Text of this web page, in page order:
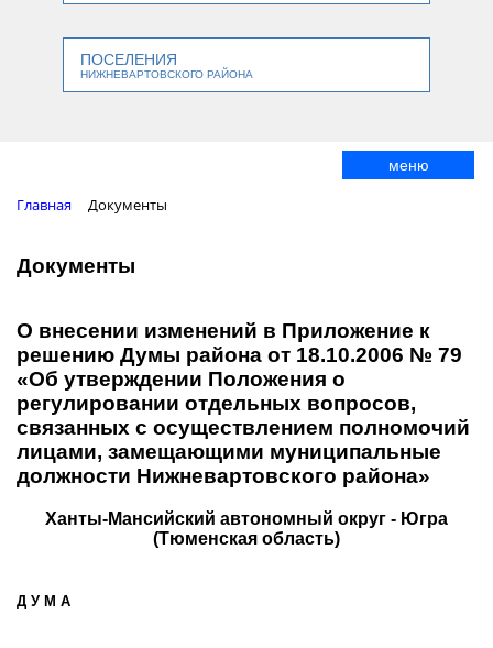
ПОСЕЛЕНИЯ
НИЖНЕВАРТОВСКОГО РАЙОНА
меню
Главная Документы
Документы
О внесении изменений в Приложение к
решению Думы района от 18.10.2006 № 79
«Об утверждении Положения о
регулировании отдельных вопросов,
связанных с осуществлением полномочий
лицами, замещающими муниципальные
должности Нижневартовского района»
Ханты-Мансийский автономный округ - Югра
(Тюменская область)
Д У М А